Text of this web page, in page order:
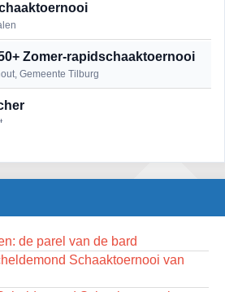
Zomer-rapidschaaktoernooi
Gemeente Tilburg
2026
Spakenburg
de parel van de bard
Schaaktoernooi van